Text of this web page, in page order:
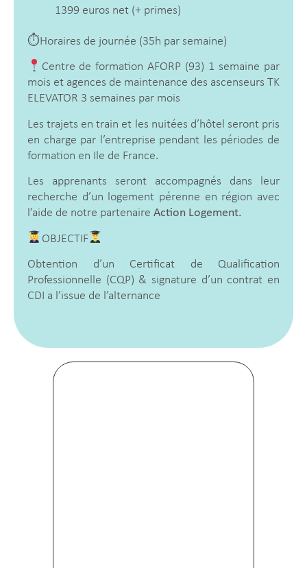
1399 euros net (+ primes)
⏱Horaires de journée (35h par semaine)
Centre de formation AFORP (93) 1 semaine par
mois et agences de maintenance des ascenseurs TK
ELEVATOR 3 semaines par mois
Les trajets en train et les nuitées d’hôtel seront pris
en charge par l’entreprise pendant les périodes de
formation en Ile de France.
Les apprenants seront accompagnés dans leur
recherche d’un logement pérenne en région avec
l’aide de notre partenaire Action Logement.
OBJECTIF
Obtention d’un Certificat de Qualification
Professionnelle (CQP) & signature d’un contrat en
CDI a l’issue de l’alternance